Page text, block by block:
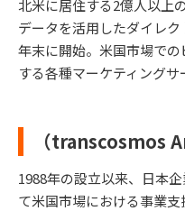
北米に居住する2億人以上
データを活用したダイレ
年末に開始。米国市場で
する各種マーケティングサ
（transcosmos
1988年の設立以来、日本
て米国市場における事業